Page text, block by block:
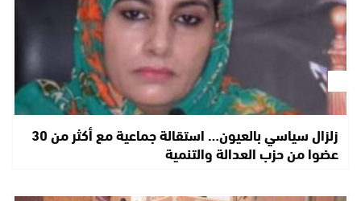
زلزال سياسي بالعيون… استقالة جماعية مع أكثر من 30
عضوا من حزب العدالة والتنمية